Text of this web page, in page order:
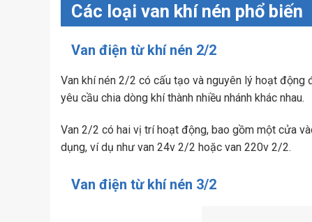
Các loại van khí nén phổ biến
Van điện từ khí nén 2/2
Van khí nén 2/2 có cấu tạo và nguyên lý hoạt động
yêu cầu chia dòng khí thành nhiều nhánh khác nhau.
Van 2/2 có hai vị trí hoạt động, bao gồm một cửa
dụng, ví dụ như van 24v 2/2 hoặc van 220v 2/2.
Van điện từ khí nén 3/2